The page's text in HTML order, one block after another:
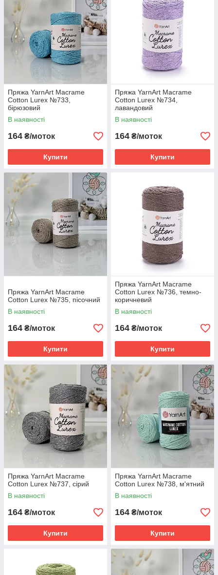
Пряжа YarnArt Macrame
Cotton Lurex №733,
бірюзовий
В наявності
164 ₴/моток
Купити
Пряжа YarnArt Macrame
Cotton Lurex №734,
лавандовий
В наявності
164 ₴/моток
Купити
Пряжа YarnArt Macrame
Cotton Lurex №735, пісочний
В наявності
164 ₴/моток
Купити
Пряжа YarnArt Macrame
Cotton Lurex №736, темно-
коричневий
В наявності
164 ₴/моток
Купити
Пряжа YarnArt Macrame
Cotton Lurex №737, сірий
В наявності
164 ₴/моток
Купити
Пряжа YarnArt Macrame
Cotton Lurex №738, м'ятний
В наявності
164 ₴/моток
Купити